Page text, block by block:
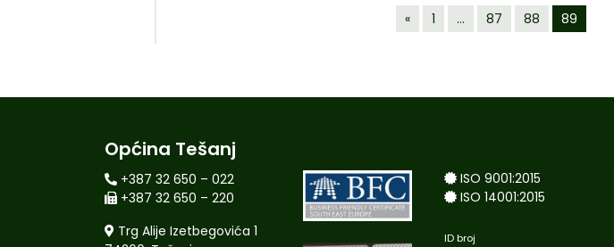
« 1 … 87 88 89
Općina Tešanj
+387 32 650 – 022
+387 32 650 – 220
Trg Alije Izetbegovića 1
ISO 9001:2015
ISO 14001:2015
ID broj